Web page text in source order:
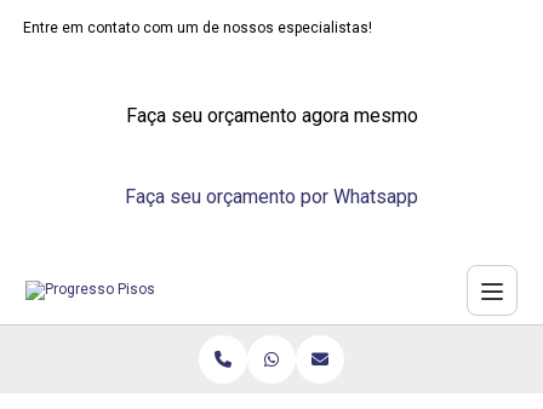
Entre em contato com um de nossos especialistas!
Faça seu orçamento agora mesmo
Faça seu orçamento por Whatsapp